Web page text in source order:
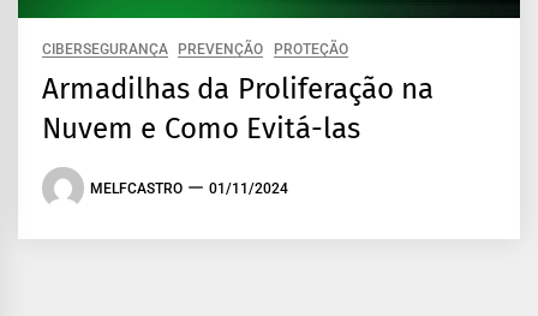
CIBERSEGURANÇA PREVENÇÃO PROTEÇÃO
Armadilhas da Proliferação na
Nuvem e Como Evitá-las
MELFCASTRO 01/11/2024